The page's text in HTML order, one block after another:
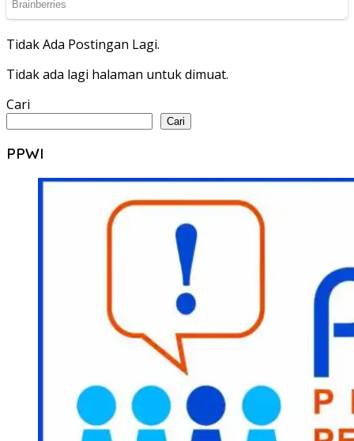
Tidak Ada Postingan Lagi.
Tidak ada lagi halaman untuk dimuat.
Cari
Cari
PPWI